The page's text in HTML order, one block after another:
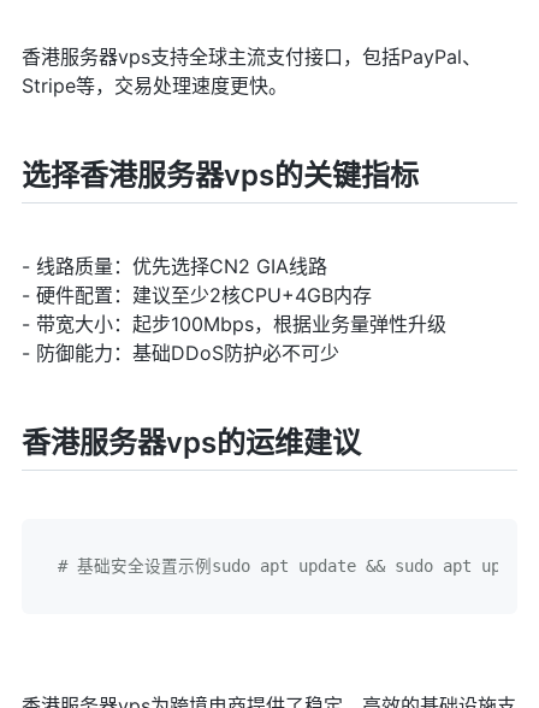
香港服务器vps支持全球主流支付接口，包括PayPal、
Stripe等，交易处理速度更快。
选择香港服务器vps的关键指标
- 线路质量：优先选择CN2 GIA线路
- 硬件配置：建议至少2核CPU+4GB内存
- 带宽大小：起步100Mbps，根据业务量弹性升级
- 防御能力：基础DDoS防护必不可少
香港服务器vps的运维建议
# 基础安全设置示例sudo apt update && sudo apt